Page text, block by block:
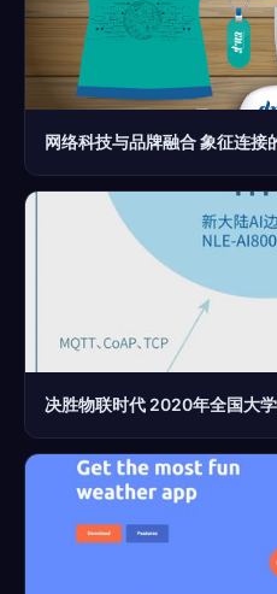
网络科技与品牌融合 象征连